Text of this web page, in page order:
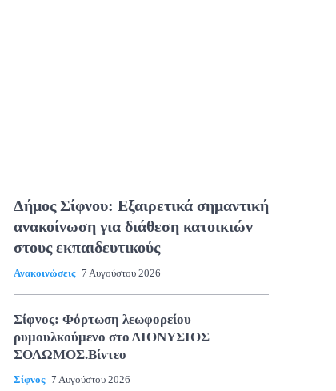
Δήμος Σίφνου: Εξαιρετικά σημαντική
ανακοίνωση για διάθεση κατοικιών
στους εκπαιδευτικούς
Ανακοινώσεις 7 Αυγούστου 2026
Σίφνος: Φόρτωση λεωφορείου
ρυμουλκούμενο στο ΔΙΟΝΥΣΙΟΣ
ΣΟΛΩΜΟΣ.Βίντεο
Σίφνος 7 Αυγούστου 2026